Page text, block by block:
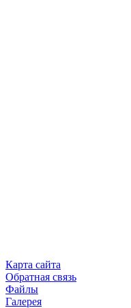
Карта сайта
Обратная связь
Файлы
Галерея